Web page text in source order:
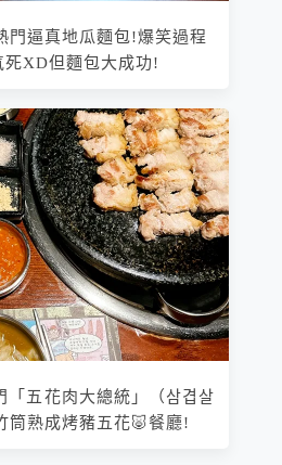
門逼真地瓜麵包!爆笑過程
死XD但麵包大成功!
「五花肉大總統」（삼겹살
筒熟成烤豬五花🐷餐廳!